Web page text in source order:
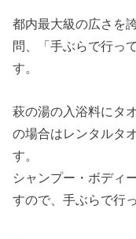
都内最大級の広さを
問、「手ぶらで行っ
す。
萩の湯の入浴料にタ
の場合はレンタルタ
す。
シャンプー・ボディ
すので、手ぶらで行